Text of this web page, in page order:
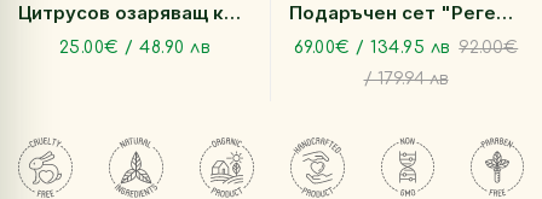
Цитрусов озаряващ крем за лице 30 мл
25.00€ / 48.90 лв
Подаръчен сет "Регенерираща Роза"
69.00€ / 134.95 лв 92.00€
/ 179.94 лв